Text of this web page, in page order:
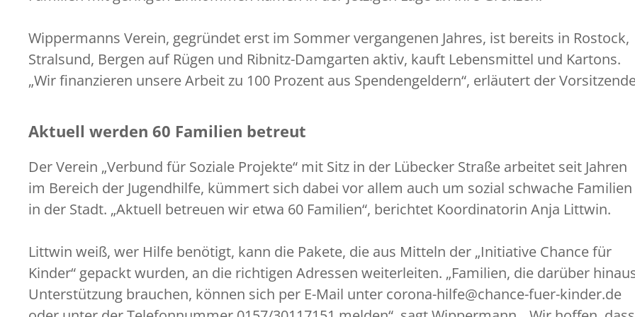
Wippermanns Verein, gegründet erst im Sommer vergangenen Jahres, ist bereits in Rostock,
Stralsund, Bergen auf Rügen und Ribnitz-Damgarten aktiv, kauft Lebensmittel und Kartons.
„Wir finanzieren unsere Arbeit zu 100 Prozent aus Spendengeldern“, erläutert der
Aktuell werden 60 Familien betreut
Der Verein „Verbund für Soziale Projekte“ mit Sitz in der Lübecker Straße arbeitet seit Jahren
im Bereich der Jugendhilfe, kümmert sich dabei vor allem auch um sozial schwache Familien
in der Stadt. „Aktuell betreuen wir etwa 60 Familien“, berichtet Koordinatorin Anja Littwin.
Littwin weiß, wer Hilfe benötigt, kann die Pakete, die aus Mitteln der „Initiative Chance für
Kinder“ gepackt wurden, an die richtigen Adressen weiterleiten. „Familien, die darüber
Unterstützung brauchen, können sich per E-Mail unter corona-hilfe@chance-fuer-kinder.de